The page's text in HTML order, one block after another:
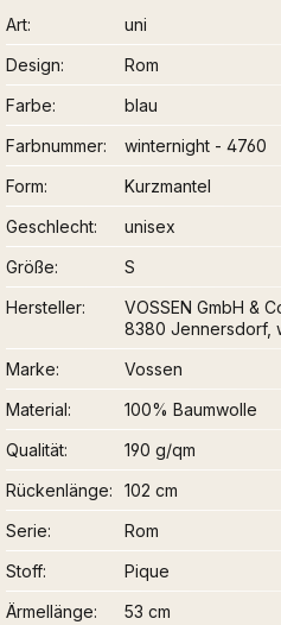
Art
uni
Design
Rom
Farbe
blau
Farbnummer
winternight - 4760
Form
Kurzmantel
Geschlecht
unisex
Größe
S
Hersteller
VOSSEN GmbH &
8380 Jennersdorf,
Marke
Vossen
Material
100% Baumwolle
Qualität
190 g/qm
Rückenlänge
102 cm
Serie
Rom
Stoff
Pique
Ärmellänge
53 cm